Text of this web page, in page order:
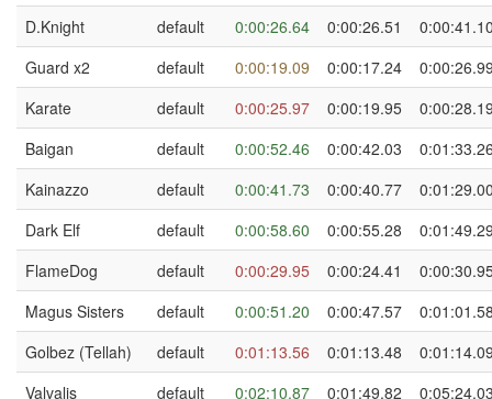
D.Knight
default 0:00:26.64 0:00:26.51
Guard x2
default 0:00:19.09 0:00:17.24
Karate
default 0:00:25.97 0:00:19.95
Baigan
default 0:00:52.46 0:00:42.03
Kainazzo
default 0:00:41.73 0:00:40.77
Dark Elf
default 0:00:58.60 0:00:55.28
FlameDog
default 0:00:29.95 0:00:24.41
Magus Sisters
default 0:00:51.20 0:00:47.57
Golbez (Tellah)
default 0:01:13.56 0:01:13.48
Valvalis
default 0:02:10.87 0:01:49.82